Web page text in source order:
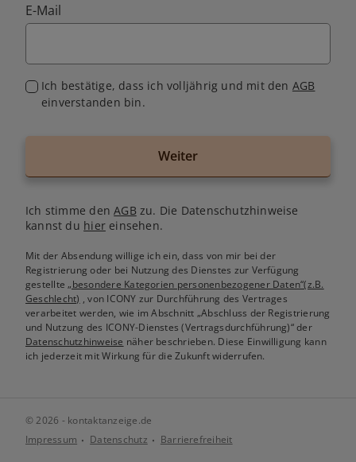
E-Mail
Ich bestätige, dass ich volljährig und mit den AGB
einverstanden bin.
Weiter
Ich stimme denAGB zu. Die Datenschutzhinweise
kannst du hiereinsehen.
Mit der Absendung willige ich ein, dass von mir bei der
Registrierung oder bei Nutzung des Dienstes zur Verfügung
gestellte„besondere Kategorien personenbezogener Daten“(z.B.
Geschlecht) , von ICONY zur Durchführung des Vertrages
verarbeitet werden, wie im Abschnitt „Abschluss der Registrierung
und Nutzung des ICONY-Dienstes (Vertragsdurchführung)“ der
Datenschutzhinweise näher beschrieben. Diese Einwilligung kann
ich jederzeit mit Wirkung für die Zukunft widerrufen.
© 2026 - kontaktanzeige.de
Impressum
Datenschutz Barrierefreiheit